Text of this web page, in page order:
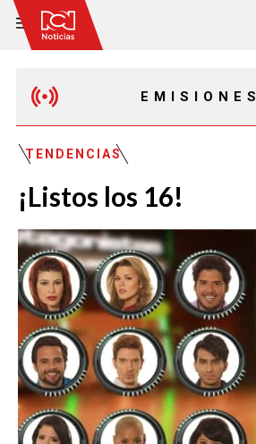
EMISIONES
EMISIÓN 12:30 PM
EMISIÓN 7:00 PM
EMISIÓN 11:30 PM
TENDENCIAS
¡Listos los 16!